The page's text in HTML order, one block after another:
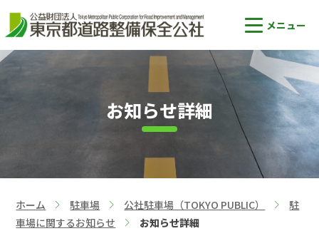
お知らせ詳細
ホーム
>
駐車場
>
公社駐車場（TOKYO PUBLIC）
駐
車場に関するお知らせ
お知らせ詳細